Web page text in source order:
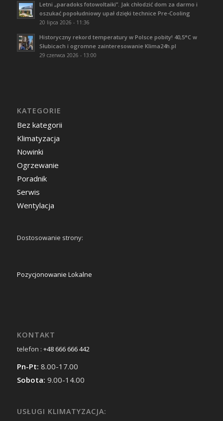
Letni „paradoks fotowoltaiki”. Jak chłodzić dom za darmo i
oszukać popołudniowy upał dzięki technice Pre-Cooling
20 lipca 2026 - 11:36
Historyczny rekord temperatury w Polsce pobity! 40,5°C w
Słubicach i ogromne zainteresowanie Klima24h.pl
29 czerwca 2026 - 13:00
KATEGORIE
Bez kategorii
Klimatyzacja
Nowinki
Ogrzewanie
Poradnik
Serwis
Wentylacja
Dostosowanie strony:
Pozycjonowanie Lokalne
KONTAKT
telefon : +48 666 666 442
Pn-Pt: 8.00-17.00
Sobota: 9.00-14.00
USŁUGI KLIMATYZACJA: